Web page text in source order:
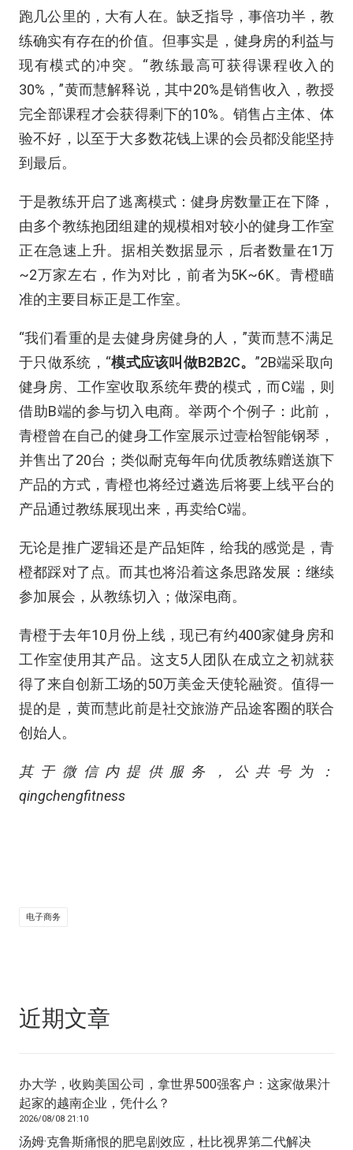
跑几公里的，大有人在。缺乏指导，事倍功半，教
练确实有存在的价值。但事实是，健身房的利益与
现有模式的冲突。“教练最高可获得课程收入的
30%，”黄而慧解释说，其中20%是销售收入，教授
完全部课程才会获得剩下的10%。销售占主体、体
验不好，以至于大多数花钱上课的会员都没能坚持
到最后。
于是教练开启了逃离模式：健身房数量正在下降，
由多个教练抱团组建的规模相对较小的健身工作室
正在急速上升。据相关数据显示，后者数量在1万
~2万家左右，作为对比，前者为5K~6K。青橙瞄
准的主要目标正是工作室。
“我们看重的是去健身房健身的人，”黄而慧不满足
于只做系统，“模式应该叫做B2B2C。 ”2B端采取向
健身房、工作室收取系统年费的模式，而C端，则
借助B端的参与切入电商。举两个个例子：此前，
青橙曾在自己的健身工作室展示过壹枱智能钢琴，
并售出了20台；类似耐克每年向优质教练赠送旗下
产品的方式，青橙也将经过遴选后将要上线平台的
产品通过教练展现出来，再卖给C端。
无论是推广逻辑还是产品矩阵，给我的感觉是，青
橙都踩对了点。而其也将沿着这条思路发展：继续
参加展会，从教练切入；做深电商。
青橙于去年10月份上线，现已有约400家健身房和
工作室使用其产品。这支5人团队在成立之初就获
得了来自创新工场的50万美金天使轮融资。值得一
提的是，黄而慧此前是社交旅游产品途客圈的联合
创始人。
其于微信内提供服务，公共号为：
qingchengfitness
电子商务
近期文章
办大学，收购美国公司，拿世界500强客户：这家做果汁
起家的越南企业，凭什么？
2026/08/08 21:10
汤姆·克鲁斯痛恨的肥皂剧效应，杜比视界第二代解决